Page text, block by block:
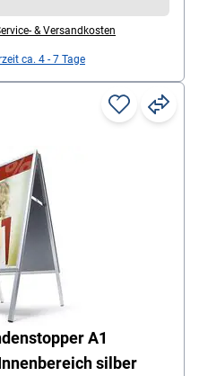
& Versandkosten
ca. 4 - 7 Tage
A1
silber